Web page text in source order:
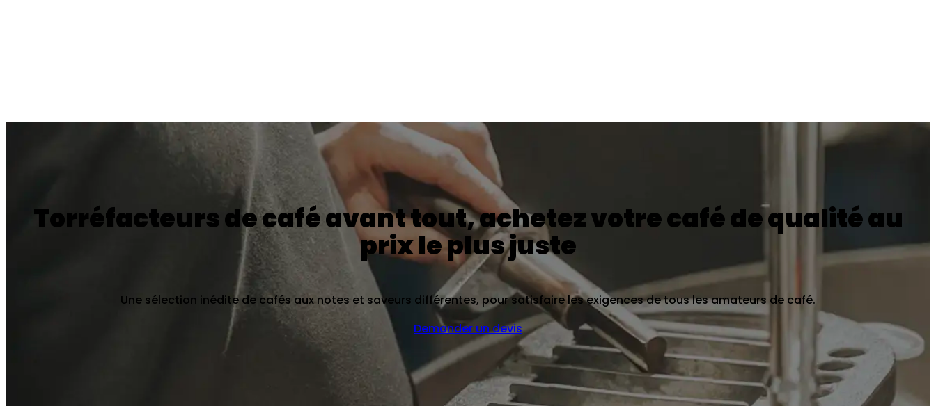
Torréfacteurs de café avant tout, achetez votre café de qualité au
prix le plus juste
Une sélection inédite de cafés aux notes et saveurs différentes, pour satisfaire les exigences de tous les amateurs de café.
Demander un devis